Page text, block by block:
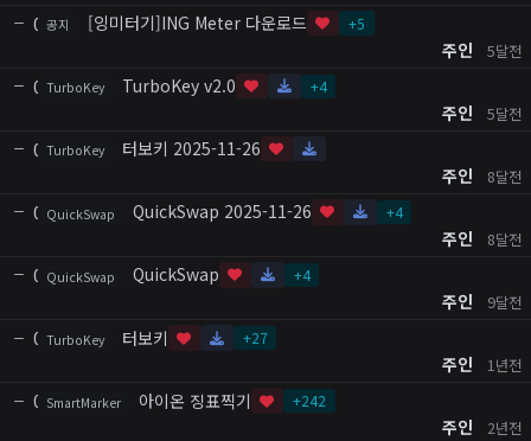
0 공지 [잉미터기]ING Meter 다운로드 +5
주인 5달전
0 TurboKey TurboKey v2.0 +4
주인 5달전
0 TurboKey
터보키 2025-11-26
주인
8달전
0 QuickSwap QuickSwap 2025-11-26 +4
주인 8달전
0 QuickSwap QuickSwap +4
주인 9달전
0 TurboKey 터보키 +27
주인 1년전
0 SmartMarker 아이온 징표찍기 +242
주인 2년전